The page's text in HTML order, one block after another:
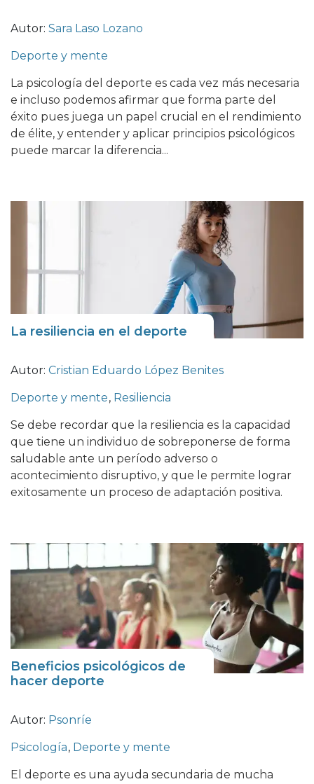
Autor: Sara Laso Lozano
Deporte y mente
La psicología del deporte es cada vez más necesaria
e incluso podemos afirmar que forma parte del
éxito pues juega un papel crucial en el rendimiento
de élite, y entender y aplicar principios psicológicos
puede marcar la diferencia...
La resiliencia en el deporte
Autor: Cristian Eduardo López Benites
Deporte y mente, Resiliencia
Se debe recordar que la resiliencia es la capacidad
que tiene un individuo de sobreponerse de forma
saludable ante un período adverso o
acontecimiento disruptivo, y que le permite lograr
exitosamente un proceso de adaptación positiva.
Beneficios psicológicos de
hacer deporte
Autor: Psonríe
Psicología, Deporte y mente
El deporte es una ayuda secundaria de mucha